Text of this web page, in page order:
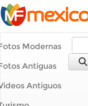
Modernas
Antiguas
Antiguos